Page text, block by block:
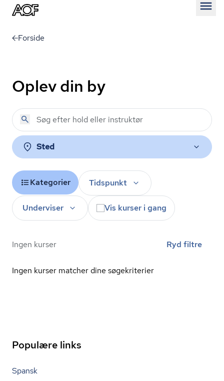
Forside
Oplev din by
Sted
Kategorier Tidspunkt
Underviser Vis kurser i gang
Ingen kurser Ryd filtre
Ingen kurser matcher dine søgekriterier
Populære links
Spansk